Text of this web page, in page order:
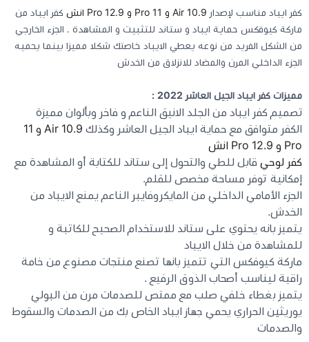
كيبوردات
شنط لابتوب - كمبيوتر
أجهزة الشبكة والراوترات
وصلات الوسائط و موزع يو اس بي Hub
كفر ايباد مناسب لإصدار 10.9 Air و 11 Pro و Pro 12.9 انش
كفر ايباد من
ماركة كيوفكس حماية ايباد و ستاند للتثبيت و المشاهدة . الجزء الخارجي
من الشكل الفريد من نوعه يعطي الايباد خاصتك شكلا مميزا بينما يحميه
الجزء الداخلي المرن والمضاد للانزلاق من الخدش
مميزات كفر ايباد الجيل العاشر 2022 :
تصميم كفر ايباد من الجلد الانيق الناعم و فاخر وبألوان مميزة
الكفر متوافق مع حماية ايباد الجيل العاشر وكذلك
10.9 Air و 11
Pro و Pro 12.9 انش
كفر لوحي قابل للطي والتحول إلى ستاند للكتابة أو المشاهدة مع
إمكانية توفر مساحة مخصص للقلم.
الجزء الأمامي الداخلي من المايكروفايبر الناعم يمنع الايباد من
الخدش.
يتميز بانه يحتوي على ستاند للاستخدام الصحيح للكاتبة و
للمشاهدة من خلال الايباد
ماركة كيوفكس التي تتميز بانها تصنع منتجات مصنوع من خامة
راقية ليناسب أصحاب الذوق الرفيع .
يتميز بغطاء خلفي صلب مع ممتص للصدمات مرن من البولي
يوريثين الحراري يحمي جهاز ايباد الخاص بك من الصدمات والسقوط
والصدمات